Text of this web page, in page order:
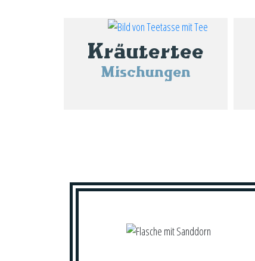
Kräutertee
Mischungen